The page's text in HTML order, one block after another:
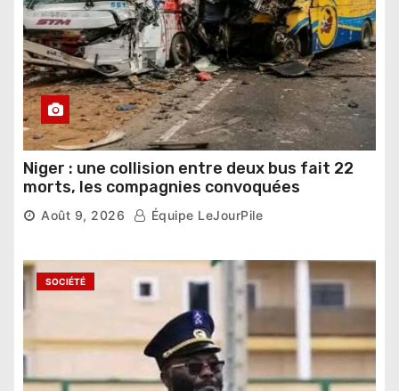
Niger : une collision entre deux bus fait 22
morts, les compagnies convoquées
Août 9, 2026 Équipe LeJourPile
SOCIÉTÉ